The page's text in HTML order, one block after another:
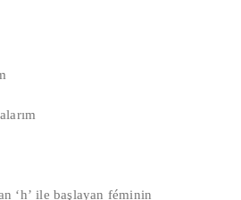
‘h’ ile başlayan féminin